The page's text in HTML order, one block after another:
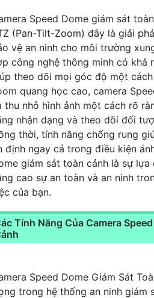
Speed Dome giám sát
(Pan-Tilt-Zoom) đây là giải
vệ an ninh cho môi trường
công nghệ thông minh có khả
theo dõi mọi góc độ một
quang học cao, camera
thu nhỏ hình ảnh một cách rõ
nhận dạng và theo dõi đối
thời, tính năng chống rung
định ngay cả trong điều kiện
giám sát toàn cảnh là sự
cao sự an toàn và an ninh
của bạn.
Tính Năng Của Camera
Speed Dome Giám Sát
trong hệ thống an ninh giám